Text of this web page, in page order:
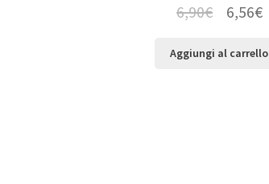
6,90€ 6,56€
Aggiungi al carrello